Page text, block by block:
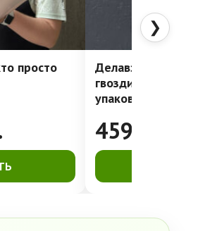
просто
Делавэр: очень
гвоздики в
упаковке
4591
❯